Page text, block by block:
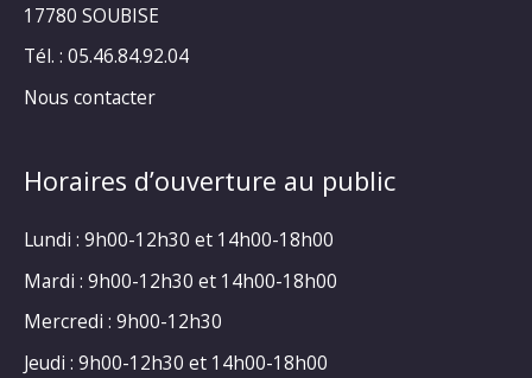
17780 SOUBISE
Tél. : 05.46.84.92.04
Nous contacter
Horaires d’ouverture au public
Lundi : 9h00-12h30 et 14h00-18h00
Mardi : 9h00-12h30 et 14h00-18h00
Mercredi : 9h00-12h30
Jeudi : 9h00-12h30 et 14h00-18h00